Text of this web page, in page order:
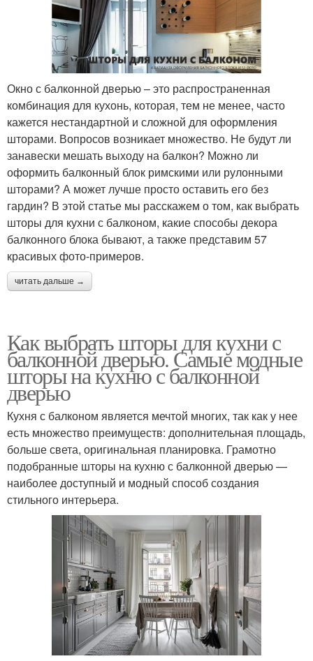
Окно с балконной дверью – это распространенная
комбинация для кухонь, которая, тем не менее, часто
кажется нестандартной и сложной для оформления
шторами. Вопросов возникает множество. Не будут ли
занавески мешать выходу на балкон? Можно ли
оформить балконный блок римскими или рулонными
шторами? А может лучше просто оставить его без
гардин? В этой статье мы расскажем о том, как выбрать
шторы для кухни с балконом, какие способы декора
балконного блока бывают, а также представим 57
красивых фото-примеров.
читать дальше →
Как выбрать шторы для кухни с
балконной дверью. Самые модные
шторы на кухню с балконной
дверью
Кухня с балконом является мечтой многих, так как у нее
есть множество преимуществ: дополнительная площадь,
больше света, оригинальная планировка. Грамотно
подобранные шторы на кухню с балконной дверью —
наиболее доступный и модный способ создания
стильного интерьера.